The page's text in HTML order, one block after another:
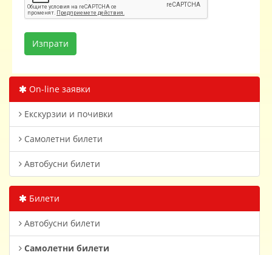
On-line заявки
Екскурзии и почивки
Самолетни билети
Автобусни билети
Билети
Автобусни билети
Самолетни билети